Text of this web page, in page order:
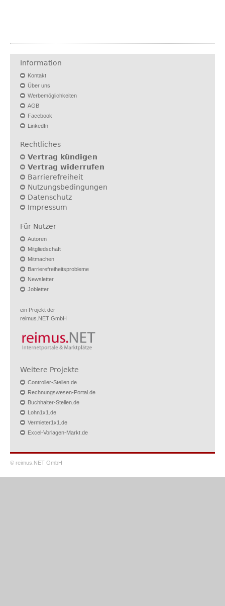
Information
Kontakt
Über uns
Werbemöglichkeiten
AGB
Facebook
LinkedIn
Rechtliches
Vertrag kündigen
Vertrag widerrufen
Barrierefreiheit
Nutzungsbedingungen
Datenschutz
Impressum
Für Nutzer
Autoren
Mitgliedschaft
Mitmachen
Barrierefreiheitsprobleme
Newsletter
Jobletter
ein Projekt der
reimus.NET GmbH
Weitere Projekte
Controller-Stellen.de
Rechnungswesen-Portal.de
Buchhalter-Stellen.de
Lohn1x1.de
Vermieter1x1.de
Excel-Vorlagen-Markt.de
© reimus.NET GmbH